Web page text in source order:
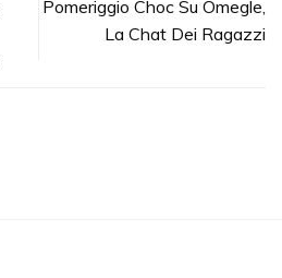
Pomeriggio Choc Su Omegle,
La Chat Dei Ragazzi